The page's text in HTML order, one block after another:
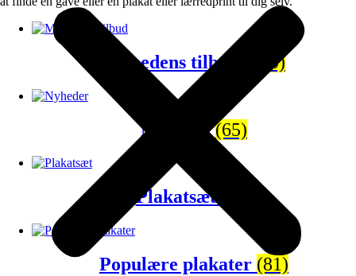
Månedens tilbud (120)
Nyheder(65)
Plakatsæt
Populære plakater (81)